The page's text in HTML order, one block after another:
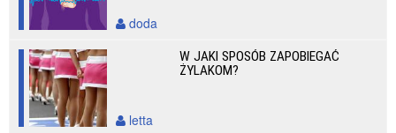
doda
W JAKI SPOSÓB ZAPOBIEGAĆ
ŻYLAKOM?
letta